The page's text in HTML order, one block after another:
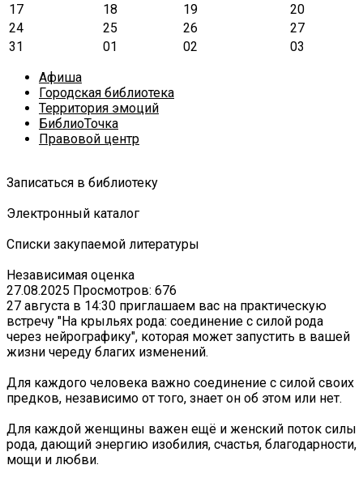
17
18 19
20
24
25 26
27
31
01 02
03
Афиша
Городская библиотека
Территория эмоций
БиблиоТочка
Правовой центр
Записаться в библиотеку
Электронный каталог
Списки закупаемой литературы
Независимая оценка
27.08.2025 Просмотров: 676
27 августа в 14:30 приглашаем вас на практическую
встречу "На крыльях рода: соединение с силой рода
через нейрографику", которая может запустить в вашей
жизни череду благих изменений.
Для каждого человека важно соединение с силой своих
предков, независимо от того, знает он об этом или нет.
Для каждой женщины важен ещё и женский поток силы
рода, дающий энергию изобилия, счастья, благодарности,
мощи и любви.